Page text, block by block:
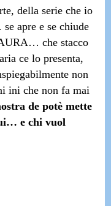
della serie che io
apre e se chiude
che stacco
ce lo presenta,
non
ini che non fa mai
de potè mette
e chi vuol